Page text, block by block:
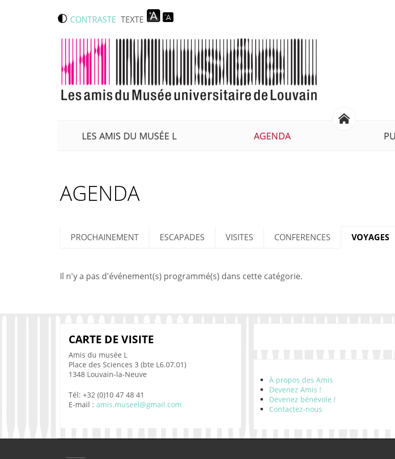
Aller au contenu principal
CONTRASTE TEXTE
LES AMIS DU MUSÉE L AGENDA
AGENDA
PROCHAINEMENT ESCAPADES VISITES CONFERENCES VOYAGES
Il n'y a pas d'événement(s) programmé(s) dans cette catégorie.
CARTE DE VISITE
Amis du musée L
Place des Sciences 3 (bte L6.07.01)
1348 Louvain-la-Neuve
Tél: +32 (0)10 47 48 41
E-mail : amis.museel@gmail.com
À propos des Amis
Devenez Amis !
Devenez bénévole !
Contactez-nous